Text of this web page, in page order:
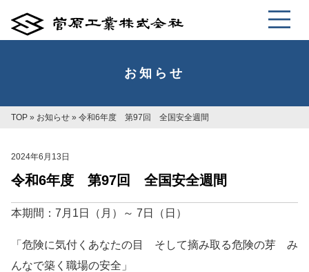
お知らせ
TOP » お知らせ » 令和6年度 第97回 全国安全週間
2024年6月13日
令和6年度 第97回 全国安全週間
本期間：7月1日（月）～ 7日（日）
「危険に気付くあなたの目 そして摘み取る危険の芽 み
んなで築く職場の安全」